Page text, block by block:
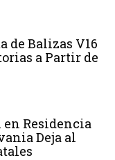
de Balizas V16
a Partir de
Residencia
Deja al